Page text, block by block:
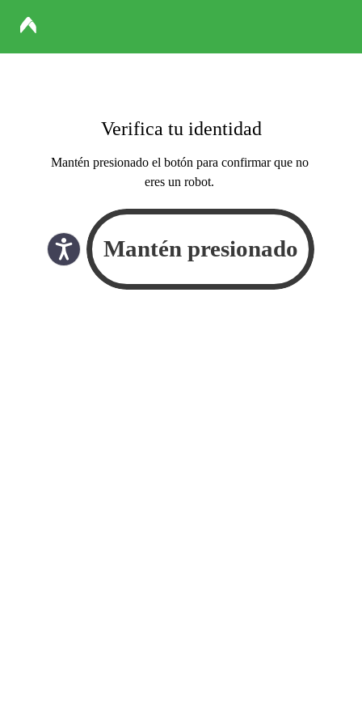
Verifica tu identidad
Mantén presionado el botón para confirmar que no
eres un robot.